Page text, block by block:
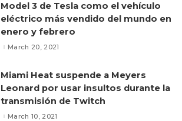
Model 3 de Tesla como el vehículo
eléctrico más vendido del mundo en
enero y febrero
March 20, 2021
Miami Heat suspende a Meyers
Leonard por usar insultos durante la
transmisión de Twitch
March 10, 2021